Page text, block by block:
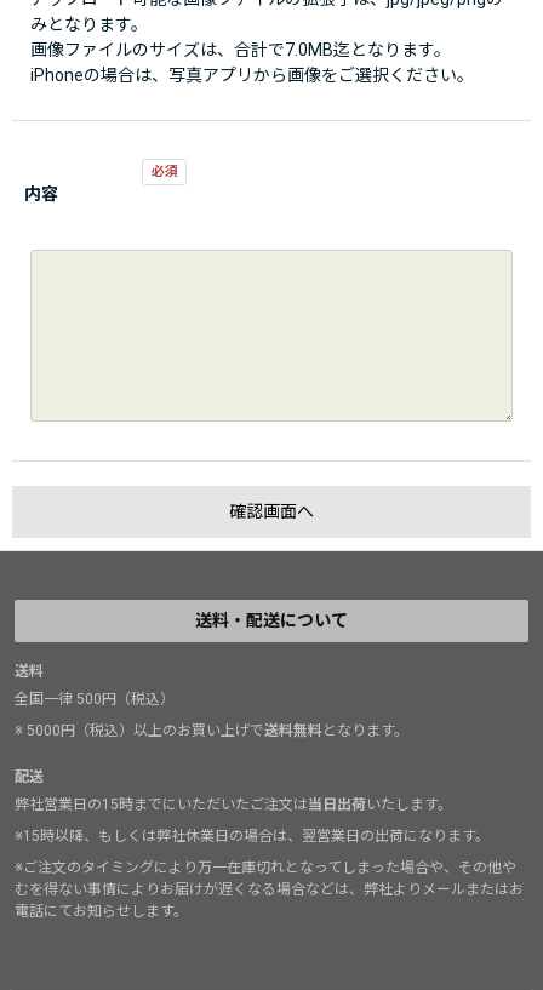
みとなります。
画像ファイルのサイズは、合計で7.0MB迄となります。
iPhoneの場合は、写真アプリから画像をご選択ください。
内容
送料・配送について
送料
全国一律 500円（税込）
※ 5000円（税込）以上のお買い上げで送料無料となります。
配送
弊社営業日の15時までにいただいたご注文は当日出荷いたします。
※15時以降、もしくは弊社休業日の場合は、翌営業日の出荷になります。
※ご注文のタイミングにより万一在庫切れとなってしまった場合や、その他や
むを得ない事情によりお届けが遅くなる場合などは、弊社よりメールまたはお
電話にてお知らせします。